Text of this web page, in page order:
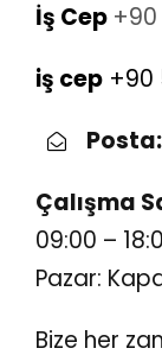
İş Cep +90
iş cep +90
Posta:
Çalışma
09:00 –
Pazar:
Bize her